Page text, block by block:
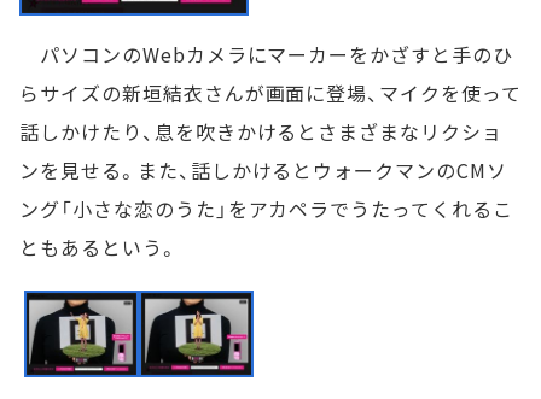
パソコンのWebカメラにマーカーをかざすと手のひ
らサイズの新垣結衣さんが画面に登場、マイクを使って
話しかけたり、息を吹きかけるとさまざまなリクショ
ンを見せる。また、話しかけるとウォークマンのCMソ
ング「小さな恋のうた」をアカペラでうたってくれるこ
ともあるという。